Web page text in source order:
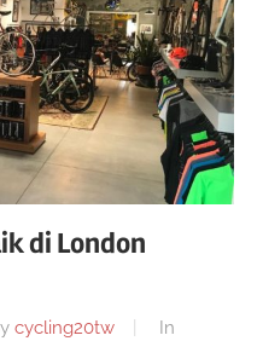
di London
cycling20tw
In